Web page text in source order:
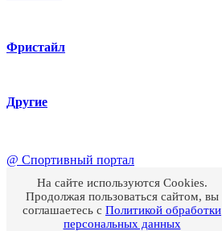
Фристайл
Другие
@ Спортивный портал
На сайте используются Cookies.
Продолжая пользоваться сайтом, вы
соглашаетесь с Политикой обработки
персональных данных